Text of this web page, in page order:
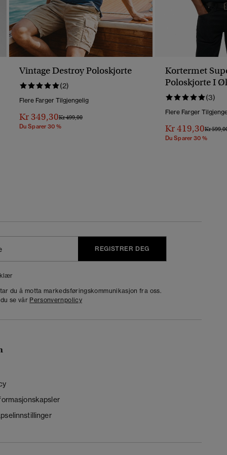
Vintage Destroy Poloskjorte
(2)
Flere Farger Tilgjengelig
Kr 349,30Pris Nedsatt Fra
Kr 499,00Til
Du Sparer 30 %
Kortermet
Poloskjorte I
Bomull
(3)
Flere Farger
Kr 419,30Pris
Kr
Du Sparer 30 %
REGISTRER DEG
du å motta markedsføringskommunikasjon fra oss.
se vår Personvernpolicy